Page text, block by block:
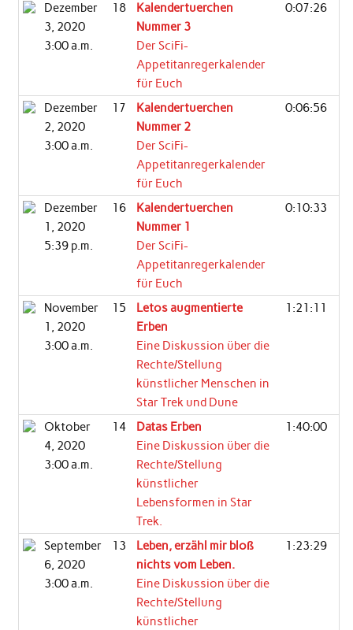
Dezember
3, 2020
3:00 a.m.
18
Kalendertuerchen
Nummer 3
Der SciFi-
Appetitanregerkalender
für Euch
0:07:26
Dezember
2, 2020
3:00 a.m.
17
Kalendertuerchen
Nummer 2
Der SciFi-
Appetitanregerkalender
für Euch
0:06:56
Dezember
1, 2020
5:39 p.m.
16
Kalendertuerchen
Nummer 1
Der SciFi-
Appetitanregerkalender
für Euch
0:10:33
November
1, 2020
3:00 a.m.
15
Letos augmentierte
Erben
Eine Diskussion über die
Rechte/Stellung
künstlicher Menschen in
Star Trek und Dune
1:21:11
Oktober
4, 2020
3:00 a.m.
14
Datas Erben
Eine Diskussion über die
Rechte/Stellung
künstlicher
Lebensformen in Star
Trek.
1:40:00
September
6, 2020
3:00 a.m.
13
Leben, erzähl mir bloß
nichts vom Leben.
Eine Diskussion über die
Rechte/Stellung
künstlicher
1:23:29